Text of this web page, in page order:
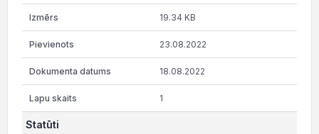
19.34 KB
23.08.2022
18.08.2022
1
Statūti